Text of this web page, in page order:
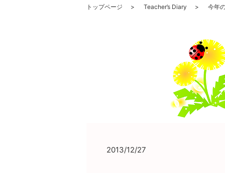
トップページ Teacher’s Diary 今年
2013/12/27